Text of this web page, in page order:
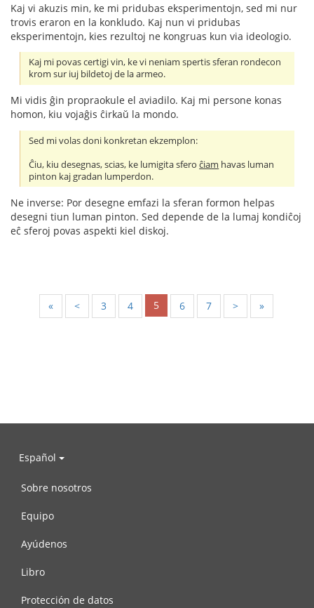
Kaj vi akuzis min, ke mi pridubas eksperimentojn, sed mi nur
trovis eraron en la konkludo. Kaj nun vi pridubas
eksperimentojn, kies rezultoj ne kongruas kun via ideologio.
Kaj mi povas certigi vin, ke vi neniam spertis sferan rondecon
krom sur iuj bildetoj de la armeo.
Mi vidis ĝin propraokule el aviadilo. Kaj mi persone konas
homon, kiu vojaĝis ĉirkaŭ la mondo.
Sed mi volas doni konkretan ekzemplon:
Ĉiu, kiu desegnas, scias, ke lumigita sferoĉiam havas luman
pinton kaj gradan lumperdon.
Ne inverse: Por desegne emfazi la sferan formon helpas
desegni tiun luman pinton. Sed depende de la lumaj kondiĉoj
eĉ sferoj povas aspekti kiel diskoj.
« < 3 4 5 6 7 > »
Español
Sobre nosotros
Equipo
Ayúdenos
Libro
Protección de datos